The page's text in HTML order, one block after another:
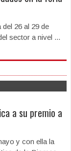
26 al 29 de
sector a nivel ...
a su premio a
y con ella la